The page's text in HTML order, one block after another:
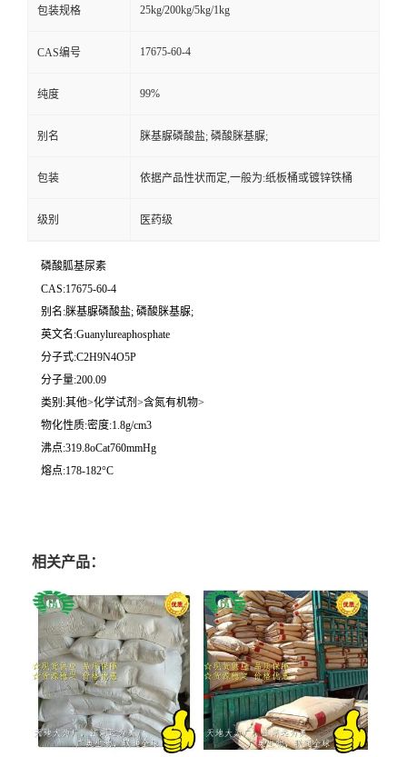
包装规格 25kg/200kg/5kg/1kg
CAS编号 17675-60-4
纯度 99%
别名 脒基脲磷酸盐; 磷酸脒基脲;
包装 依据产品性状而定,一般为:纸板桶或镀锌铁桶
级别 医药级
磷酸胍基尿素
CAS:17675-60-4
别名:脒基脲磷酸盐; 磷酸脒基脲;
英文名:Guanylureaphosphate
分子式:C2H9N4O5P
分子量:200.09
类别:其他>化学试剂>含氮有机物>
物化性质:密度:1.8g/cm3
沸点:319.8oCat760mmHg
熔点:178-182°C
相关产品：